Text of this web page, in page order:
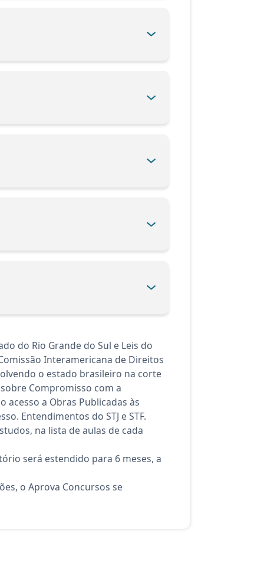
do Rio Grande do Sul e Leis do
Interamericana de Direitos
o estado brasileiro na corte
Compromisso com a
a Obras Publicadas às
Entendimentos do STJ e STF.
na lista de aulas de cada
será estendido para 6 meses, a
o Aprova Concursos se